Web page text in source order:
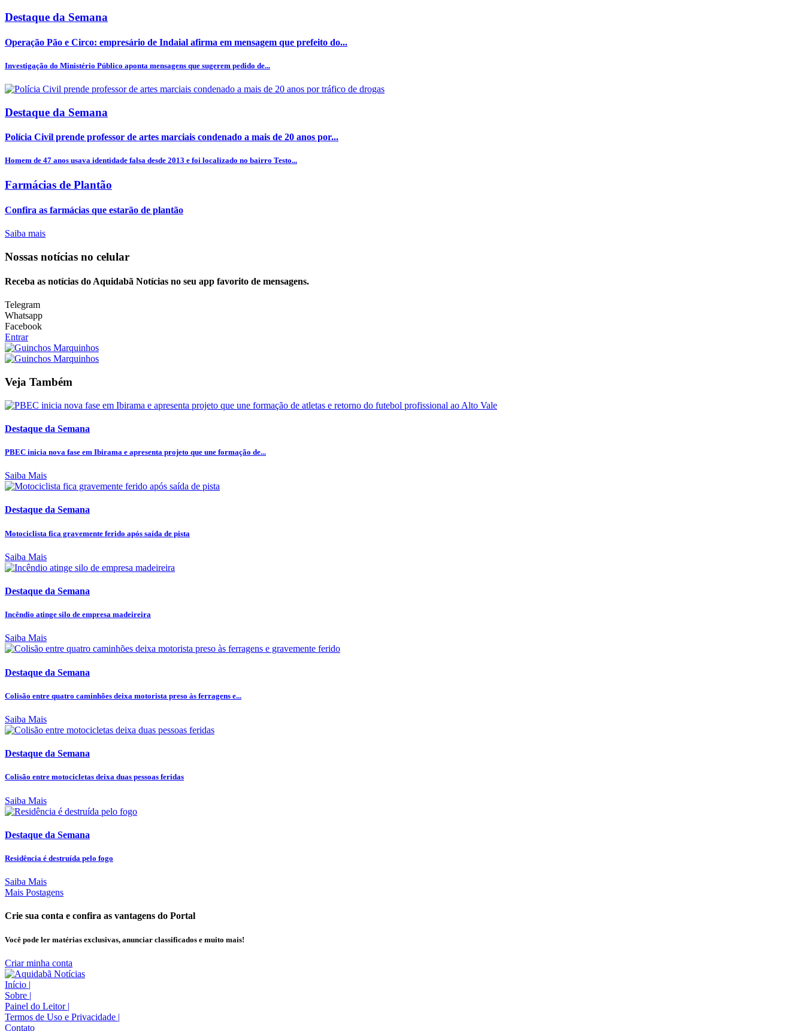
Destaque da Semana
Operação Pão e Circo: empresário de Indaial afirma em mensagem que prefeito do...
Investigação do Ministério Público aponta mensagens que sugerem pedido de...
Destaque da Semana
Polícia Civil prende professor de artes marciais condenado a mais de 20 anos por...
Homem de 47 anos usava identidade falsa desde 2013 e foi localizado no bairro Testo...
Farmácias de Plantão
Confira as farmácias que estarão de plantão
Saiba mais
Nossas notícias no celular
Receba as notícias do Aquidabã Notícias no seu app favorito de mensagens.
Telegram
Whatsapp
Facebook
Entrar
Veja Também
Destaque da Semana
PBEC inicia nova fase em Ibirama e apresenta projeto que une formação de...
Saiba Mais
Destaque da Semana
Motociclista fica gravemente ferido após saída de pista
Saiba Mais
Destaque da Semana
Incêndio atinge silo de empresa madeireira
Saiba Mais
Destaque da Semana
Colisão entre quatro caminhões deixa motorista preso às ferragens e...
Saiba Mais
Destaque da Semana
Colisão entre motocicletas deixa duas pessoas feridas
Saiba Mais
Destaque da Semana
Residência é destruída pelo fogo
Saiba Mais
Mais Postagens
Crie sua conta e confira as vantagens do Portal
Você pode ler matérias exclusivas, anunciar classificados e muito mais!
Criar minha conta
Início |
Sobre |
Painel do Leitor |
Termos de Uso e Privacidade |
Contato